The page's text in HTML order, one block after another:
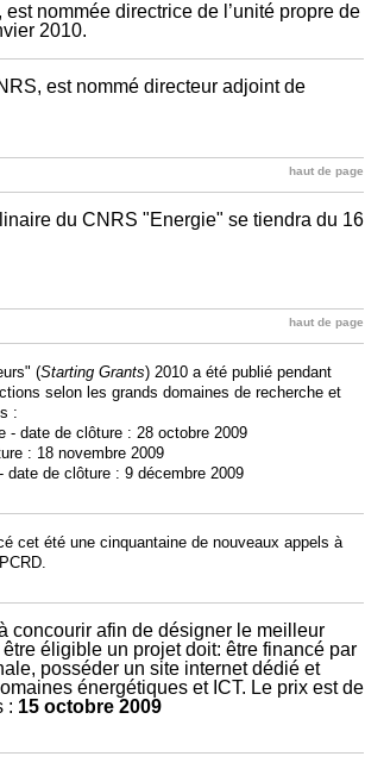
nommée directrice de l’unité propre de
2010.
est nommé directeur adjoint de
haut de page
du CNRS "Energie" se tiendra du 16
haut de page
(Starting Grants) 2010 a été publié pendant
selon les grands domaines de recherche et
:
- date de clôture : 28 octobre 2009
: 18 novembre 2009
de clôture : 9 décembre 2009
cet été une cinquantaine de nouveaux appels à
concourir afin de désigner le meilleur
éligible un projet doit: être financé par
posséder un site internet dédié et
énergétiques et ICT. Le prix est de
: 15 octobre 2009